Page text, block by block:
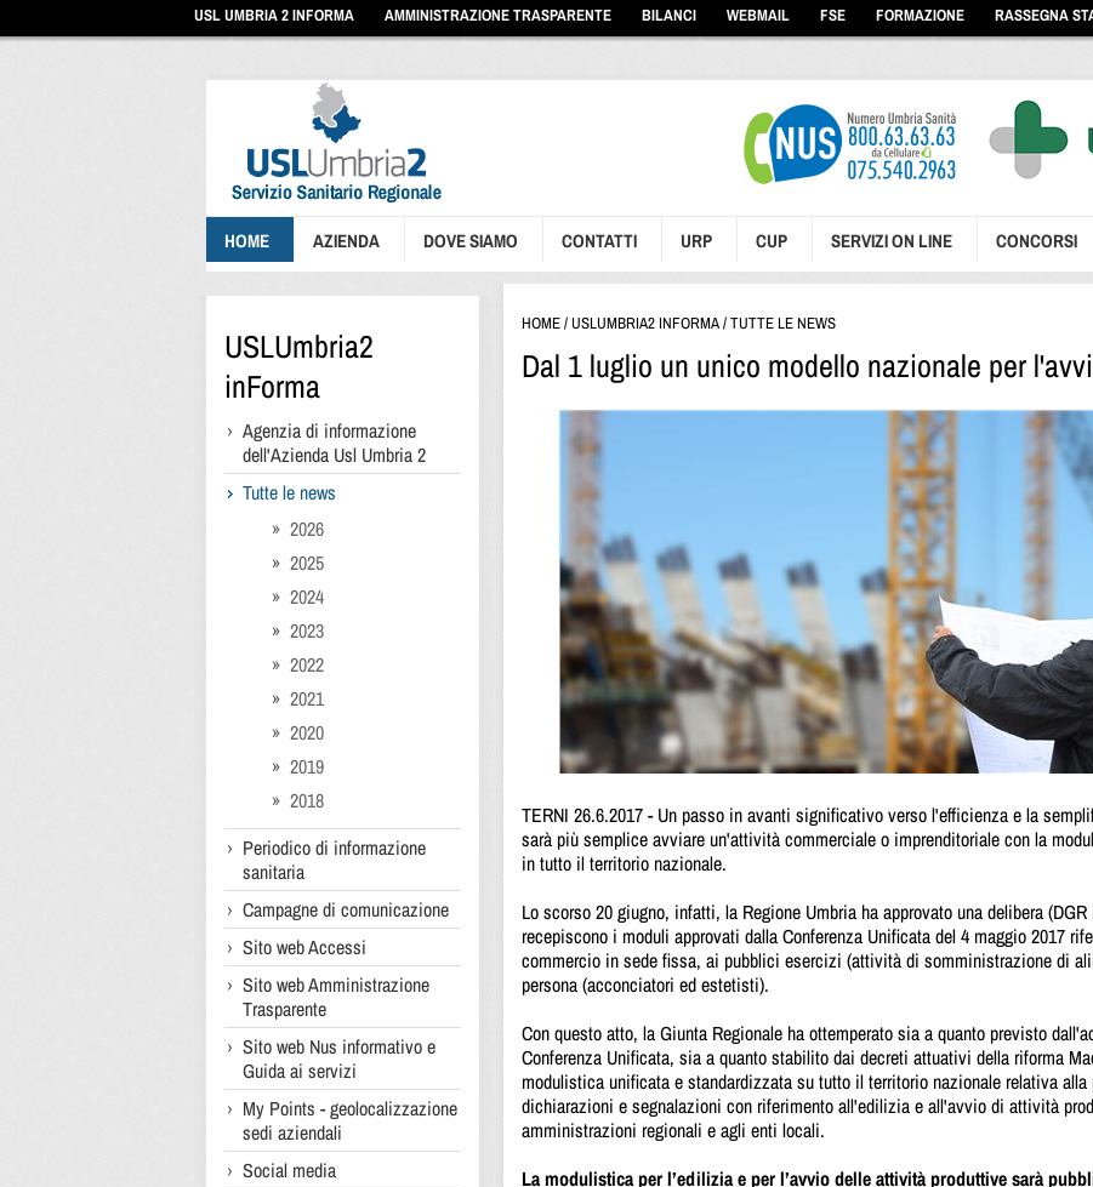
ai
USL UMBRIA 2 INFORMA AMMINISTRAZIONE TRASPARENTE BILANCI WEBMAIL FSE FORMAZIONE RASSEGNA
HOME AZIENDA DOVE SIAMO CONTATTI URP CUP SERVIZI ON LINE CONCORSI
USLUmbria2
inForma
Agenzia di informazione
dell'Azienda Usl Umbria 2
Tutte le news
2026
2025
2024
2023
2022
2021
2020
2019
2018
Periodico di informazione
sanitaria
Campagne di comunicazione
Sito web Accessi
Sito web Amministrazione
Trasparente
Sito web Nus informativo e
Guida ai servizi
My Points - geolocalizzazione
sedi aziendali
Social media
HOME/USLUMBRIA2 INFORMA/TUTTE LE NEWS
Dal 1 luglio un unico modello nazionale per
TERNI 26.6.2017 - Un passo in avanti significativo verso l'efficienza e la
sarà più semplice avviare un'attività commerciale o imprenditoriale con la
in tutto il territorio nazionale.
Lo scorso 20 giugno, infatti, la Regione Umbria ha approvato una delibera
recepiscono i moduli approvati dalla Conferenza Unificata del 4 maggio 2017
commercio in sede fissa, ai pubblici esercizi (attività di somministrazione di
persona (acconciatori ed estetisti).
Con questo atto, la Giunta Regionale ha ottemperato sia a quanto previsto
Conferenza Unificata, sia a quanto stabilito dai decreti attuativi della riforma
modulistica unificata e standardizzata su tutto il territorio nazionale relativa
dichiarazioni e segnalazioni con riferimento all'edilizia e all'avvio di attività
amministrazioni regionali e agli enti locali.
La modulistica per l’edilizia e per l’avvio delle attività produttive sarà